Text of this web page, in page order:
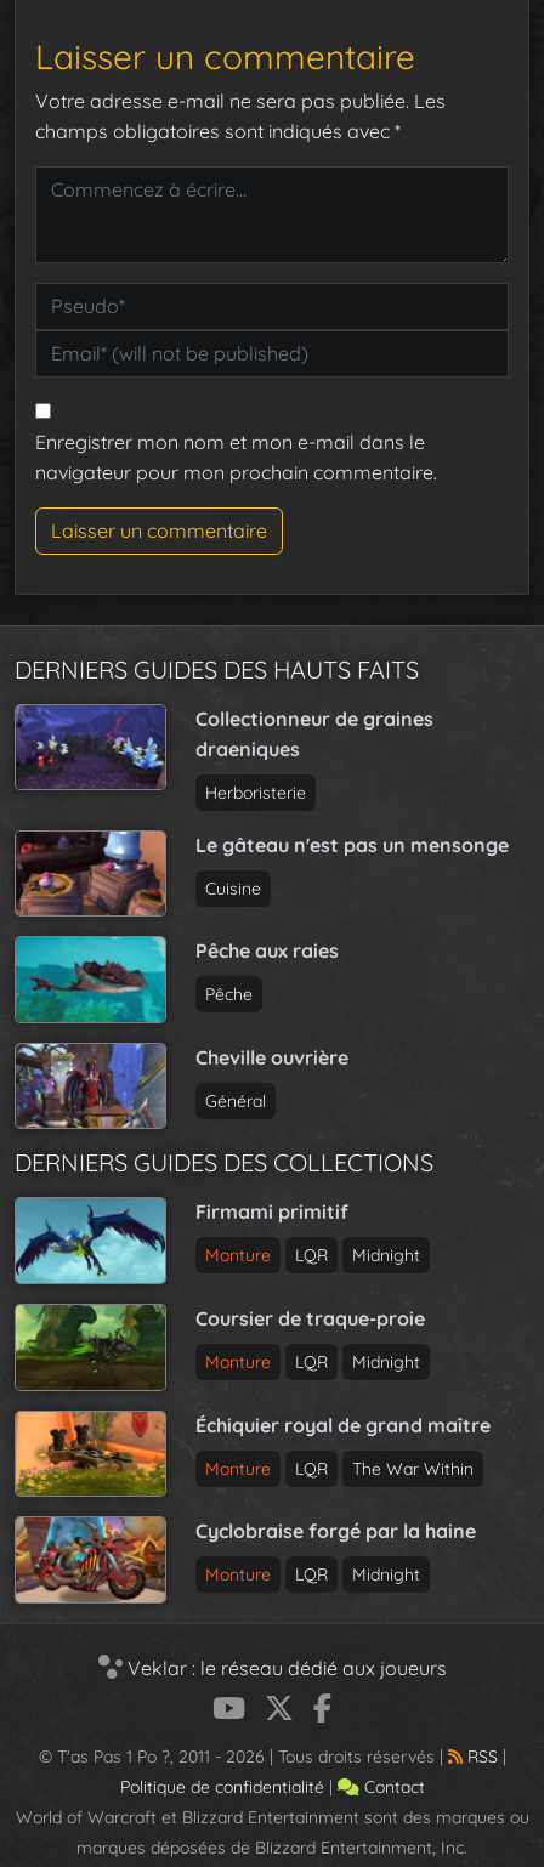
Laisser un commentaire
Votre adresse e-mail ne sera pas publiée. Les
champs obligatoires sont indiqués avec *
Enregistrer mon nom et mon e-mail dans le
navigateur pour mon prochain commentaire.
DERNIERS GUIDES DES HAUTS FAITS
Collectionneur de graines
draeniques
Herboristerie
Le gâteau n'est pas un mensonge
Cuisine
Pêche aux raies
Pêche
Cheville ouvrière
Général
DERNIERS GUIDES DES COLLECTIONS
Firmami primitif
Monture LQR Midnight
Coursier de traque-proie
Monture LQR Midnight
Échiquier royal de grand maître
Monture LQR The War Within
Cyclobraise forgé par la haine
Monture LQR Midnight
Veklar : le réseau dédié aux joueurs
© T'as Pas 1 Po ?, 2011 - 2026 | Tous droits réservés | RSS|
Politique de confidentialité|
Contact
World of Warcraft et Blizzard Entertainment sont des marques ou
marques déposées de Blizzard Entertainment, Inc.